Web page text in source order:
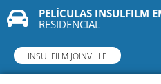
PELÍCULAS INSULFILM
RESIDENCIAL
INSULFILM JOINVILLE